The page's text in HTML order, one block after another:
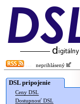
neprihlásený
DSL pripojenie
Ceny DSL
Dostupnosť DSL